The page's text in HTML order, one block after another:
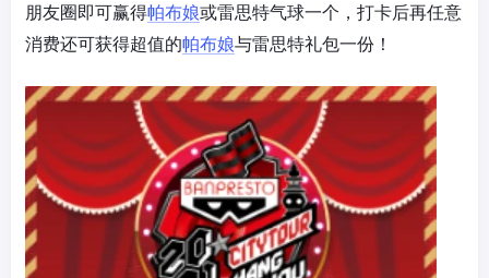
朋友圈即可赢得帕布娘或雷思特气球一个，打卡后再任意
消费还可获得超值的帕布娘与雷思特礼包一份！